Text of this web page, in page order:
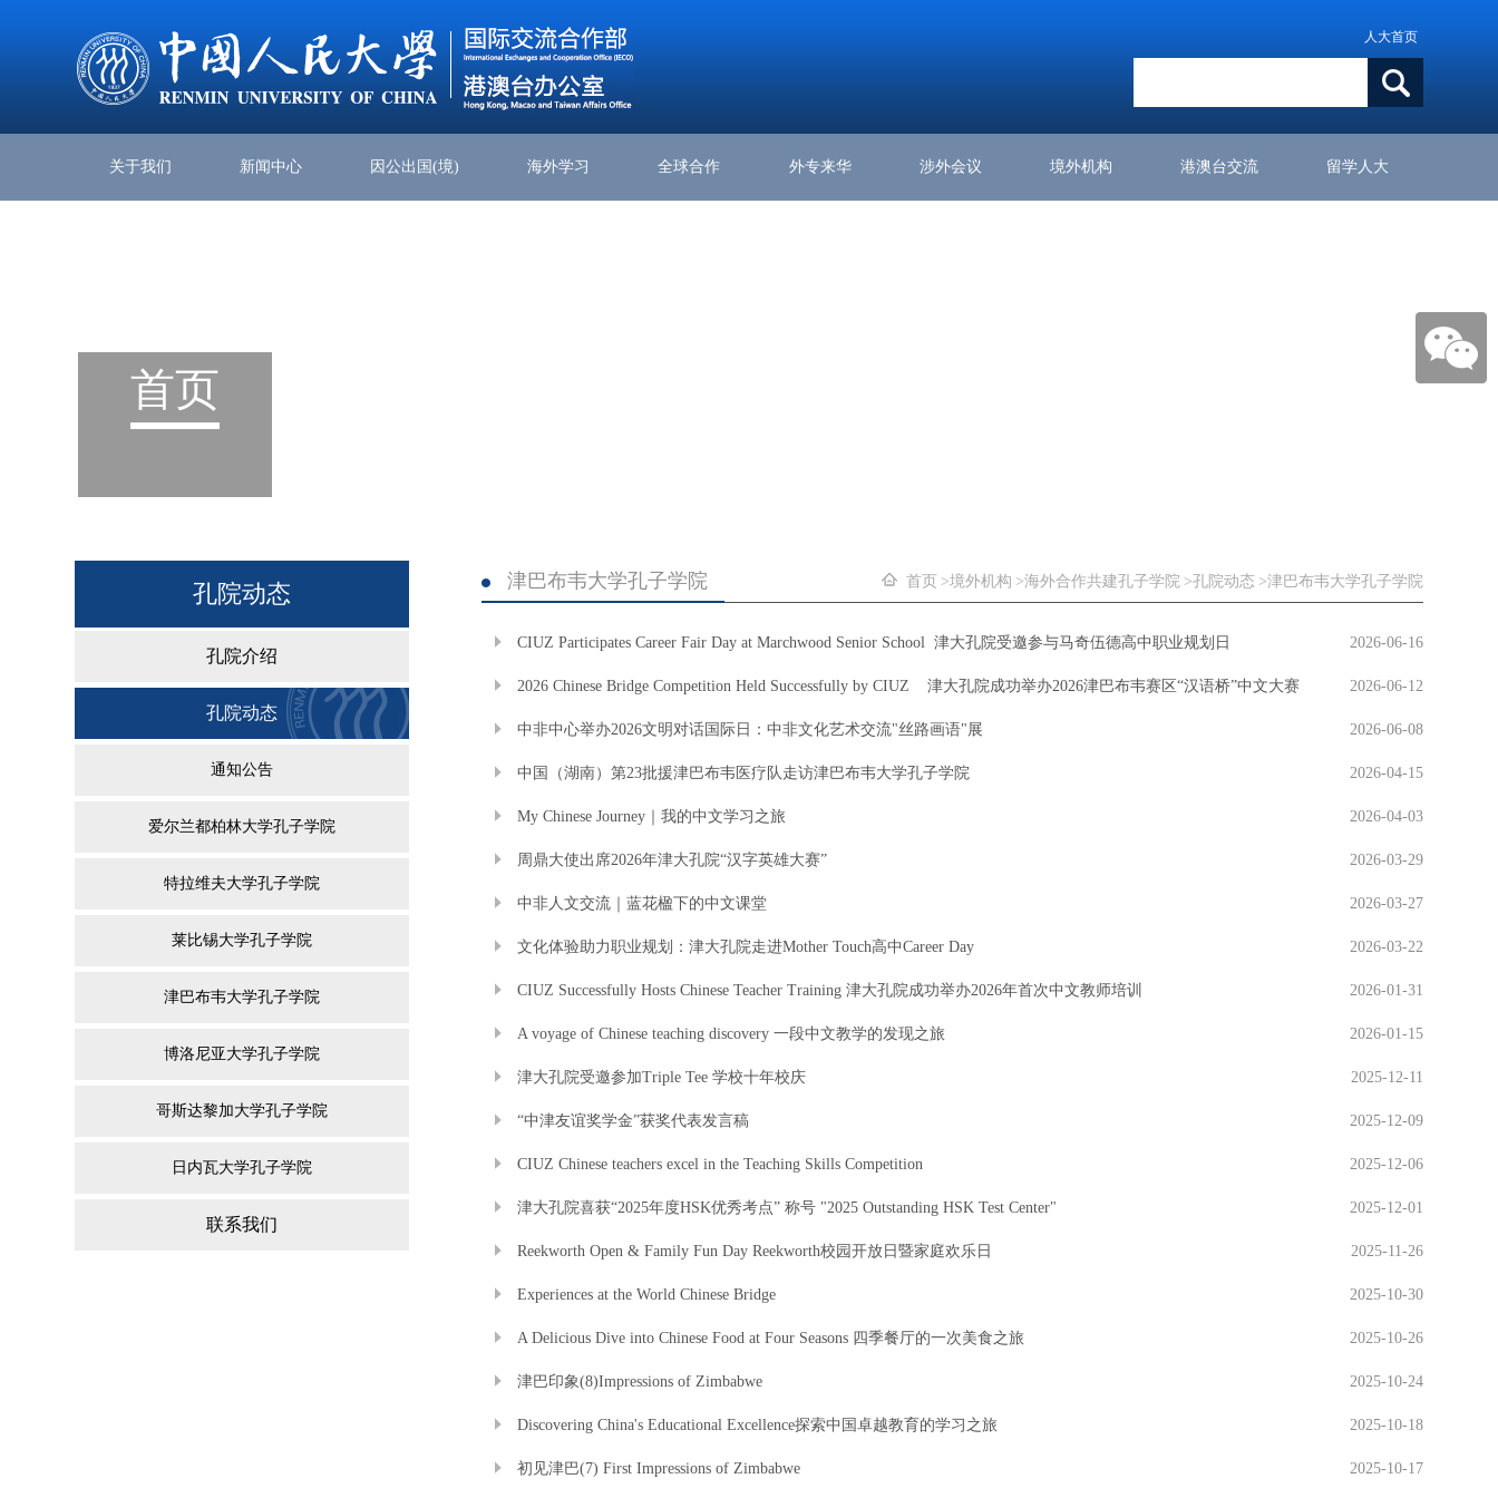
人大首页
关于我们 新闻中心 因公出国(境) 海外学习 全球合作 外专来华 涉外会议 境外机构 港澳台交流 留学人大
首页
孔院动态
孔院介绍
孔院动态
通知公告
爱尔兰都柏林大学孔子学院
特拉维夫大学孔子学院
莱比锡大学孔子学院
津巴布韦大学孔子学院
博洛尼亚大学孔子学院
哥斯达黎加大学孔子学院
日内瓦大学孔子学院
联系我们
津巴布韦大学孔子学院 首页 境外机构 海外合作共建孔子学院 孔院动态 津巴布韦大学孔子学院
2026-06-16
CIUZ Participates Career Fair Day at Marchwood Senior School 津大孔院受邀参与马奇伍德高中职业规划日
2026-06-12
2026 Chinese Bridge Competition Held Successfully by CIUZ 津大孔院成功举办2026津巴布韦赛区“汉语桥”中文大赛
2026-06-08
中非中心举办2026文明对话国际日：中非文化艺术交流"丝路画语"展
2026-04-15
中国（湖南）第23批援津巴布韦医疗队走访津巴布韦大学孔子学院
2026-04-03
My Chinese Journey｜我的中文学习之旅
2026-03-29
周鼎大使出席2026年津大孔院“汉字英雄大赛”
2026-03-27
中非人文交流｜蓝花楹下的中文课堂
2026-03-22
文化体验助力职业规划：津大孔院走进Mother Touch高中Career Day
2026-01-31
CIUZ Successfully Hosts Chinese Teacher Training 津大孔院成功举办2026年首次中文教师培训
2026-01-15
A voyage of Chinese teaching discovery 一段中文教学的发现之旅
2025-12-11
津大孔院受邀参加Triple Tee 学校十年校庆
2025-12-09
“中津友谊奖学金”获奖代表发言稿
2025-12-06
CIUZ Chinese teachers excel in the Teaching Skills Competition
2025-12-01
津大孔院喜获“2025年度HSK优秀考点” 称号 "2025 Outstanding HSK Test Center"
2025-11-26
Reekworth Open & Family Fun Day Reekworth校园开放日暨家庭欢乐日
2025-10-30
Experiences at the World Chinese Bridge
2025-10-26
A Delicious Dive into Chinese Food at Four Seasons 四季餐厅的一次美食之旅
2025-10-24
津巴印象(8)Impressions of Zimbabwe
2025-10-18
Discovering China's Educational Excellence探索中国卓越教育的学习之旅
2025-10-17
初见津巴(7) First Impressions of Zimbabwe